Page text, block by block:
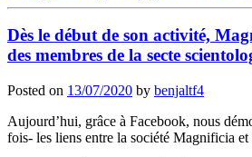
Dès le début de son activité,
des membres de la secte
Posted on 13/07/2020 by benjaltf4
Aujourd’hui, grâce à Facebook, nous
fois- les liens entre la société Magnificia et